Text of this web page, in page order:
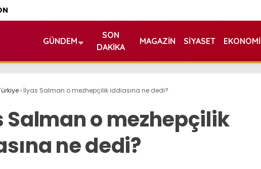
GÜNDEM
SON
DAKIKA
MAGAZIN SIYASET EKONOMI
› İlyas Salman o mezhepçilik iddiasına ne dedi?
Salman o mezhepçilik
ne dedi?